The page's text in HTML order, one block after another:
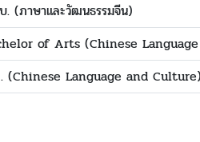
. (ภาษาและวัฒนธรรมจีน)
of Arts (Chinese
(Chinese Language and Culture)